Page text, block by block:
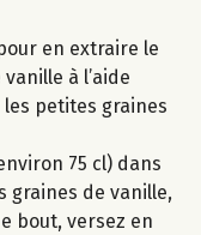
en extraire le
à l’aide
les petites graines
75 cl) dans
graines de vanille,
bout, versez en